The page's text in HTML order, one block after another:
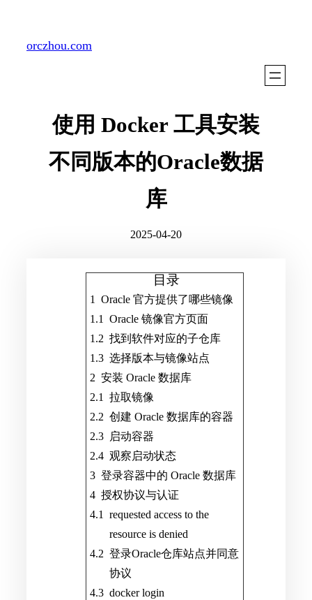
orczhou.com
使用 Docker 工具安装
不同版本的Oracle数据
库
2025-04-20
目录
Oracle 官方提供了哪些镜像
Oracle 镜像官方页面
找到软件对应的子仓库
选择版本与镜像站点
安装 Oracle 数据库
拉取镜像
创建 Oracle 数据库的容器
启动容器
观察启动状态
登录容器中的 Oracle 数据库
授权协议与认证
requested access to the
resource is denied
登录Oracle仓库站点并同意
协议
docker login